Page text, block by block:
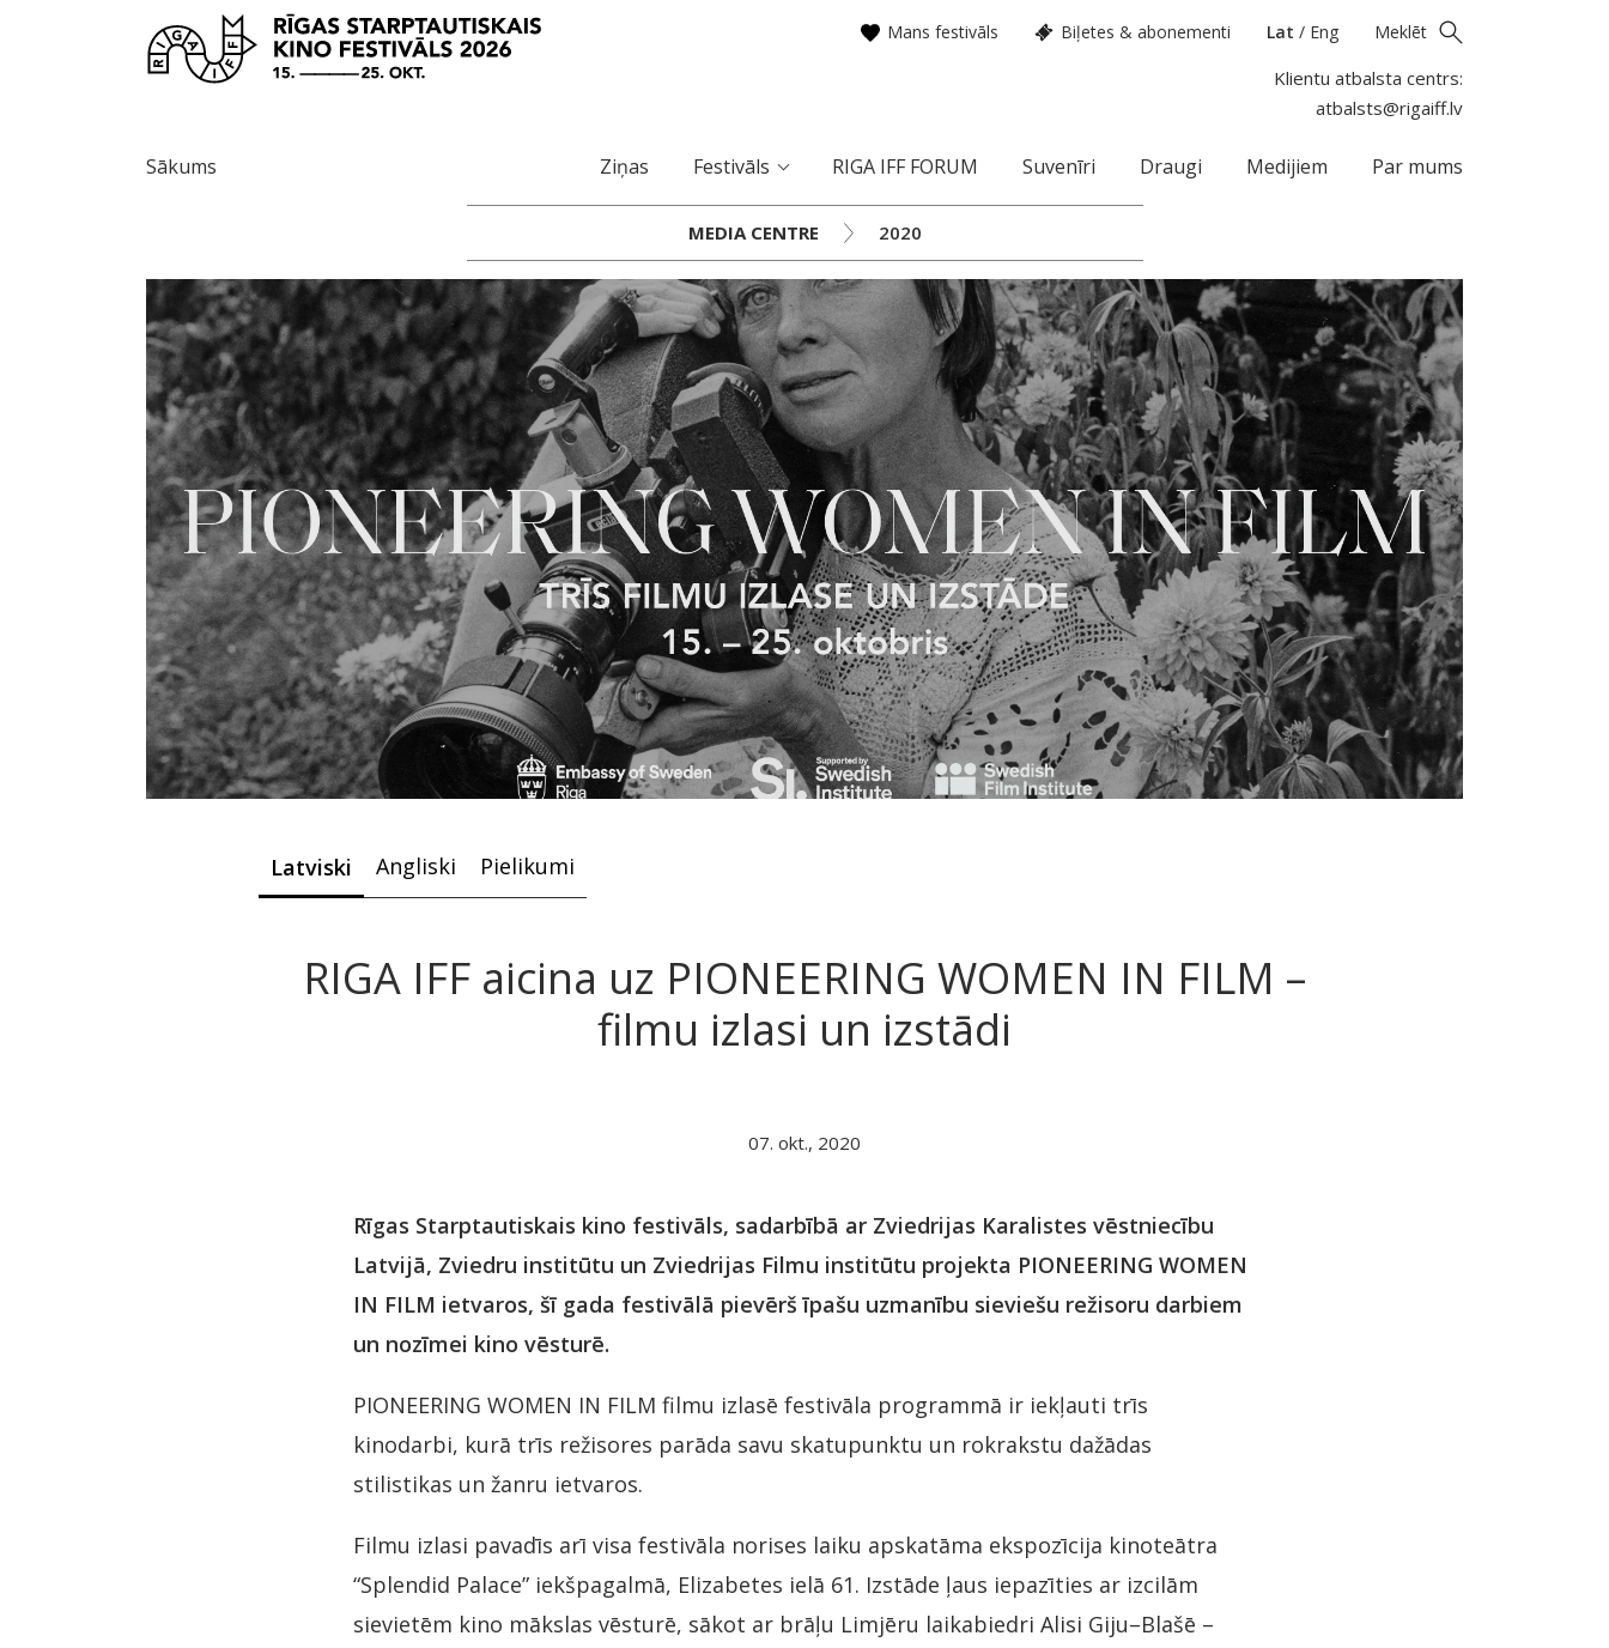
Mans festivāls Biļetes & abonementi Lat / Eng Meklēt
Klientu atbalsta centrs:
atbalsts@rigaiff.lv
Sākums Ziņas Festivāls RIGA IFF FORUM Suvenīri Draugi Medijiem Par mums
MEDIA CENTRE 2020
Latviski Angliski Pielikumi
RIGA IFF aicina uz PIONEERING WOMEN IN FILM –
filmu izlasi un izstādi
07. okt., 2020
Rīgas Starptautiskais kino festivāls, sadarbībā ar Zviedrijas Karalistes vēstniecību
Latvijā, Zviedru institūtu un Zviedrijas Filmu institūtu projekta PIONEERING WOMEN
IN FILM ietvaros, šī gada festivālā pievērš īpašu uzmanību sieviešu režisoru darbiem
un nozīmei kino vēsturē.
PIONEERING WOMEN IN FILM filmu izlasē festivāla programmā ir iekļauti trīs
kinodarbi, kurā trīs režisores parāda savu skatupunktu un rokrakstu dažādas
stilistikas un žanru ietvaros.
Filmu izlasi pavadīs arī visa festivāla norises laiku apskatāma ekspozīcija kinoteātra
“Splendid Palace” iekšpagalmā, Elizabetes ielā 61. Izstāde ļaus iepazīties ar izcilām
sievietēm kino mākslas vēsturē, sākot ar brāļu Limjēru laikabiedri Alisi Giju–Blašē –